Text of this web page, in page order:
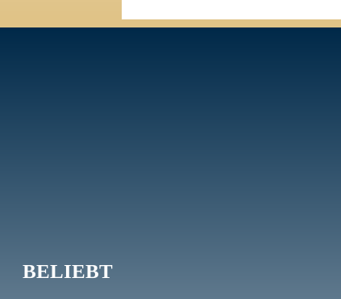
BELIEBT